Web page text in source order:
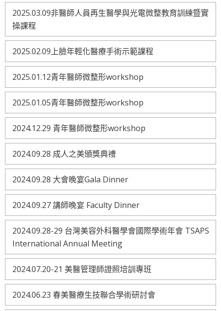
2025.03.09非醫師人員再生醫學與光電微整教育訓練暨實
操課程
2025.02.09上臉年輕化醫療手術示範課程
2025.01.12青年醫師微整形workshop
2025.01.05青年醫師微整形workshop
2024.12.29 青年醫師微整形workshop
2024.09.28 成人之美頒獎典禮
2024.09.28 大會晚宴Gala Dinner
2024.09.27 講師晚宴 Faculty Dinner
2024.09.28-29 台灣美容外科醫學會國際學術年會 TSAPS
International Annual Meeting
2024.07.20-21 美醫管理師證照培訓專班
2024.06.23 春美醫療生技聯合學術研討會